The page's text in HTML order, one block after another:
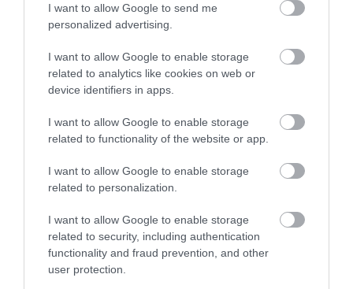
I want to allow Google to send me
personalized advertising.
I want to allow Google to enable storage
related to analytics like cookies on web or
device identifiers in apps.
I want to allow Google to enable storage
related to functionality of the website or app.
I want to allow Google to enable storage
related to personalization.
I want to allow Google to enable storage
related to security, including authentication
functionality and fraud prevention, and other
user protection.